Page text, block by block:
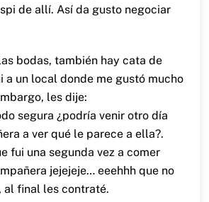
de allí. Así da gusto negociar
bodas, también hay cata de
a un local donde me gustó mucho
les dije:
segura ¿podría venir otro día
a ver qué le parece a ella?.
fui una segunda vez a comer
jejejeje… eeehhh que no
al final les contraté.